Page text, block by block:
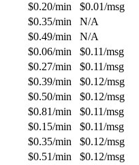
$0.20/min $0.01/msg
$0.35/min
N/A
$0.49/min
N/A
$0.06/min $0.11/msg
$0.27/min $0.11/msg
$0.39/min $0.12/msg
$0.50/min $0.12/msg
$0.81/min $0.11/msg
$0.15/min $0.11/msg
$0.35/min $0.12/msg
$0.51/min $0.12/msg